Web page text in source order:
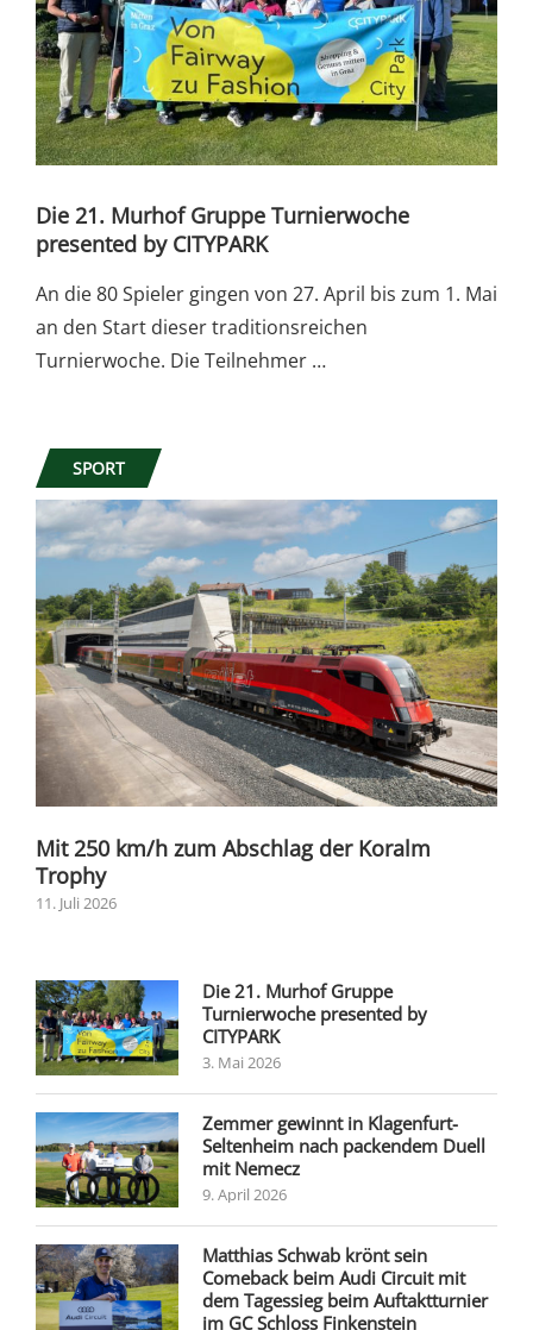
Die 21. Murhof Gruppe Turnierwoche
presented by CITYPARK
An die 80 Spieler gingen von 27. April bis zum 1. Mai
an den Start dieser traditionsreichen
Turnierwoche. Die Teilnehmer …
SPORT
Mit 250 km/h zum Abschlag der Koralm
Trophy
11. Juli 2026
Die 21. Murhof Gruppe
Turnierwoche presented by
CITYPARK
3. Mai 2026
Zemmer gewinnt in Klagenfurt-
Seltenheim nach packendem Duell
mit Nemecz
9. April 2026
Matthias Schwab krönt sein
Comeback beim Audi Circuit mit
dem Tagessieg beim Auftaktturnier
im GC Schloss Finkenstein